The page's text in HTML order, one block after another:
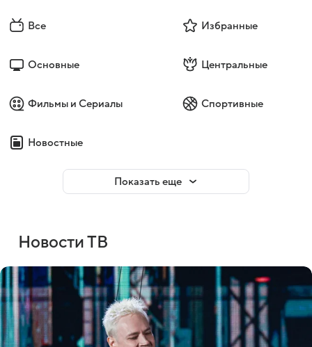
Все Избранные
Основные Центральные
Фильмы и Сериалы Спортивные
Новостные
Показать еще
Новости ТВ